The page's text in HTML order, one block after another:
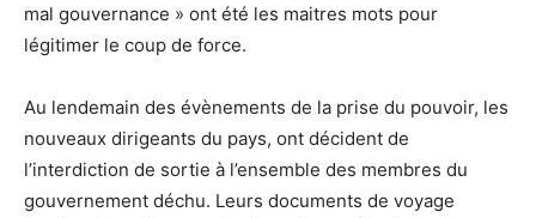
mal gouvernance » ont été les maitres mots pour
légitimer le coup de force.
Au lendemain des évènements de la prise du pouvoir, les
nouveaux dirigeants du pays, ont décident de
l’interdiction de sortie à l’ensemble des membres du
gouvernement déchu. Leurs documents de voyage